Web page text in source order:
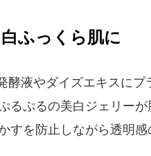
ふっくら肌に
酵液やダイズエキスに
るぷるの美白ジェリー
すを防止しながら透明感